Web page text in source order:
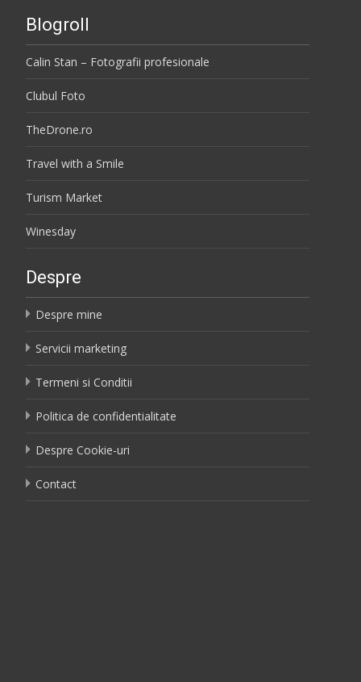
Blogroll
Calin Stan – Fotografii profesionale
Clubul Foto
TheDrone.ro
Travel with a Smile
Turism Market
Winesday
Despre
Despre mine
Servicii marketing
Termeni si Conditii
Politica de confidentialitate
Despre Cookie-uri
Contact